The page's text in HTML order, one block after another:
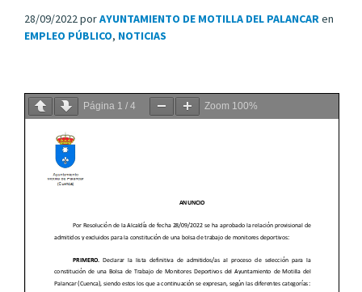
28/09/2022porAYUNTAMIENTO DE MOTILLA DEL PALANCARen
EMPLEO PÚBLICO, NOTICIAS
Página 1 / 4 Zoom 100%